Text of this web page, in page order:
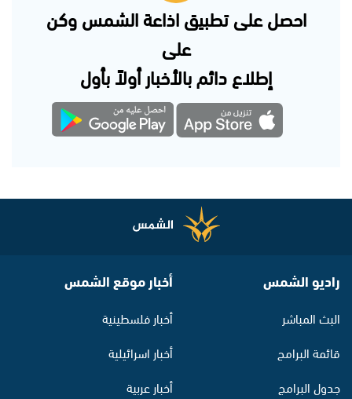
احصل على تطبيق اذاعة الشمس وكن
على
إطلاع دائم بالأخبار أولاً بأول
راديو الشمس
البث المباشر
قائمة البرامج
جدول البرامج
أخبار موقع الشمس
أخبار فلسطينية
أخبار اسرائيلية
أخبار عربية